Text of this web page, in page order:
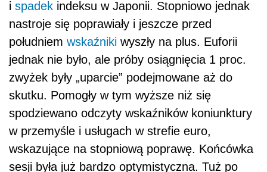
i spadek indeksu w Japonii. Stopniowo jednak
nastroje się poprawiały i jeszcze przed
południem wskaźniki wyszły na plus. Euforii
jednak nie było, ale próby osiągnięcia 1 proc.
zwyżek były „uparcie” podejmowane aż do
skutku. Pomogły w tym wyższe niż się
spodziewano odczyty wskaźników koniunktury
w przemyśle i usługach w strefie euro,
wskazujące na stopniową poprawę. Końcówka
sesji była już bardzo optymistyczna. Tuż po